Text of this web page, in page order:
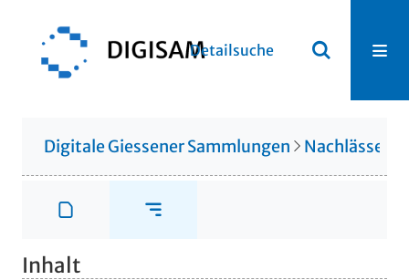
Detailsuche
Digitale Giessener Sammlungen Nachlässe
Inhalt